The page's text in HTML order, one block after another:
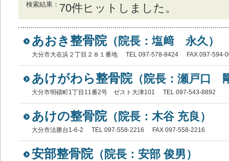
検索結果 70件ヒットしました。
あおき整骨院（院長：塩﨑 永久）
大分市大在浜２丁目２８１番地 TEL 097-578-8424 FAX 097-594-
あけがわら整骨院（院長：瀬戸口
大分市明磧町1丁目11番2号 ゼスト大津101 TEL 097-543-8892
あけの整骨院（院長：木谷 充良）
大分市法勝台1-6-2 TEL 097-558-2216 FAX 097-558-2216
安部整骨院（院長：安部 俊男）